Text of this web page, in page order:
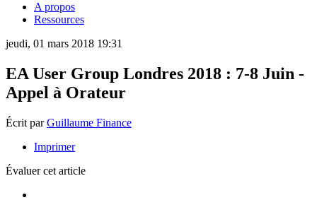
A propos
Ressources
jeudi, 01 mars 2018 19:31
EA User Group Londres 2018 : 7-8 Juin -
Appel à Orateur
Écrit parGuillaume Finance
Imprimer
Évaluer cet article